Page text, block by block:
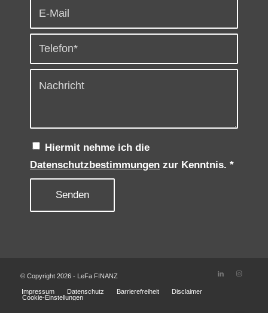
Hiermit nehme ich die
Datenschutzbestimmungen zur Kenntnis. *
© Copyright 2026 - LeFa FINANZ
Impressum Datenschutz Barrierefreiheit
Disclaimer
Cookie-Einstellungen